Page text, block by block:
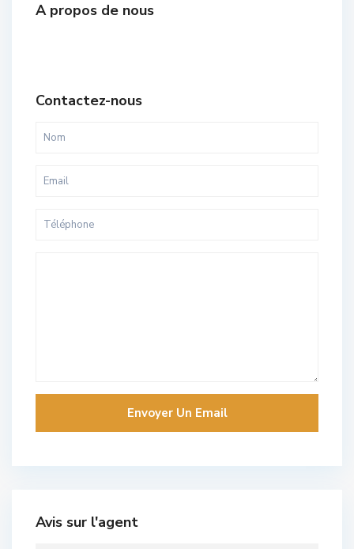
A propos de nous
Contactez-nous
Avis sur l'agent